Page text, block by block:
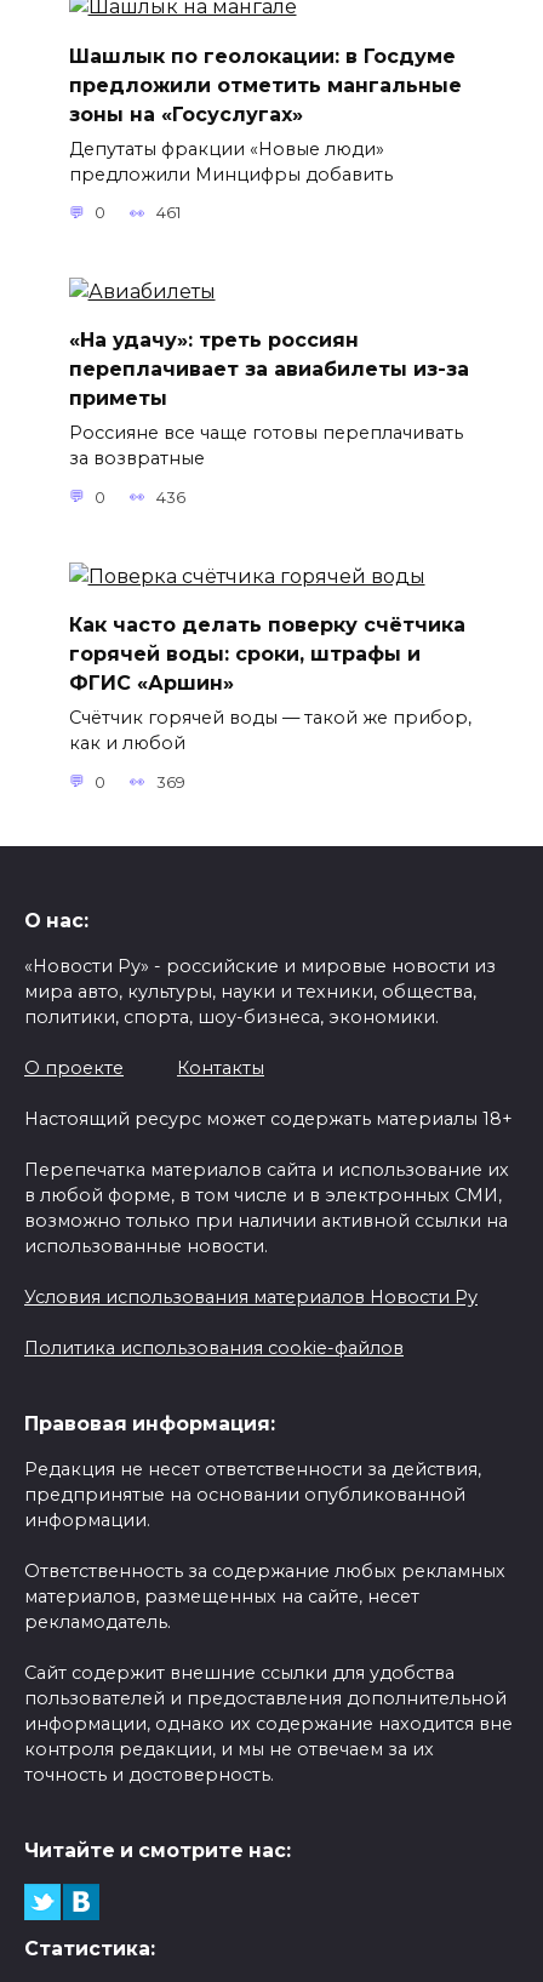
Шашлык по геолокации: в Госдуме
предложили отметить мангальные
зоны на «Госуслугах»
Депутаты фракции «Новые люди»
предложили Минцифры добавить
0 461
«На удачу»: треть россиян
переплачивает за авиабилеты из-за
приметы
Россияне все чаще готовы переплачивать
за возвратные
0 436
Как часто делать поверку счётчика
горячей воды: сроки, штрафы и
ФГИС «Аршин»
Счётчик горячей воды — такой же прибор,
как и любой
0 369
О нас:
«Новости Ру» - российские и мировые новости из
мира авто, культуры, науки и техники, общества,
политики, спорта, шоу-бизнеса, экономики.
О проекте Контакты
Настоящий ресурс может содержать материалы 18+
Перепечатка материалов сайта и использование их
в любой форме, в том числе и в электронных СМИ,
возможно только при наличии активной ссылки на
использованные новости.
Условия использования материалов Новости Ру
Политика использования cookie-файлов
Правовая информация:
Редакция не несет ответственности за действия,
предпринятые на основании опубликованной
информации.
Ответственность за содержание любых рекламных
материалов, размещенных на сайте, несет
рекламодатель.
Сайт содержит внешние ссылки для удобства
пользователей и предоставления дополнительной
информации, однако их содержание находится вне
контроля редакции, и мы не отвечаем за их
точность и достоверность.
Читайте и смотрите нас:
Статистика: